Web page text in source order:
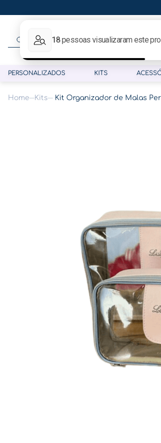
O que procura hoje?
PERSONALIZADOS KITS
Kits Kit Organizador de Malas